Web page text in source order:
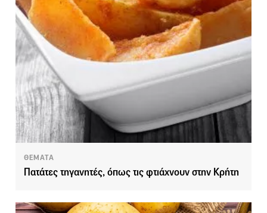
ΘΕΜΑΤΑ
Πατάτες τηγανητές, όπως τις φτιάχνουν στην Κρήτη